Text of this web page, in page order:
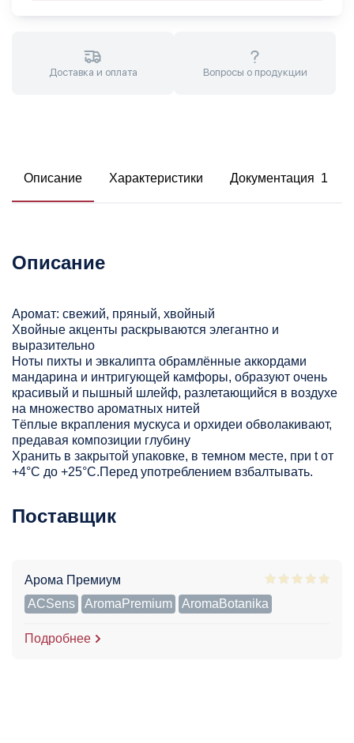
Доставка и оплата Вопросы о продукции
Описание Характеристики Документация 1
Описание
Аромат: свежий, пряный, хвойный
Хвойные акценты раскрываются элегантно и
выразительно
Ноты пихты и эвкалипта обрамлённые аккордами
мандарина и интригующей камфоры, образуют очень
красивый и пышный шлейф, разлетающийся в воздухе
на множество ароматных нитей
Тёплые вкрапления мускуса и орхидеи обволакивают,
предавая композиции глубину
Хранить в закрытой упаковке, в темном месте, при t от
+4°С до +25°С.Перед употреблением взбалтывать.
Поставщик
Арома Премиум
ACSens
AromaPremium AromaBotanika
Подробнее